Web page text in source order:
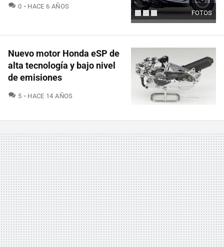
FOTOS
0 COMENTARIOS
HACE 6 AÑOS
Nuevo motor Honda eSP de
alta tecnología y bajo nivel
de emisiones
5 COMENTARIOS
HACE 14 AÑOS